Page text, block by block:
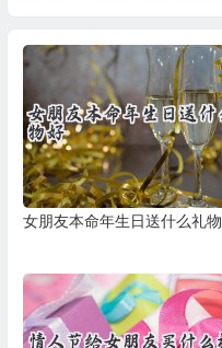
女朋友本命年生日送什么礼